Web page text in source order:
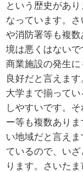
という歴史があ
なっています。
や消防署等も複
境は悪くはない
商業施設の発生
良好だと言えま
大学まで揃って
しやすいです。
ー等も複数あり
い地域だと言え
ているので、い
ります。さいた